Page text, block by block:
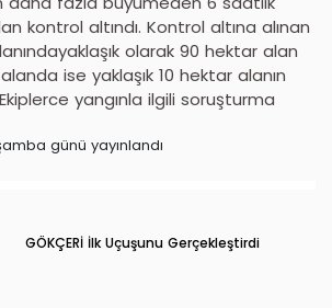
kontrol altındı. Kontrol altına alınan
olarak 90 hektar alan
ise yaklaşık 10 hektar alanın
yangınla ilgili soruşturma
günü yayınlandı
GÖKÇERİ İlk Uçuşunu Gerçekleştirdi